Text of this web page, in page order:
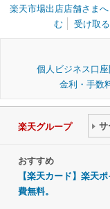
楽天市場出店店舗さまへ
む
受け取る
個人ビジネス口
金利・手数
楽天グループ サ
おすすめ
【楽天カード】楽天
費無料。